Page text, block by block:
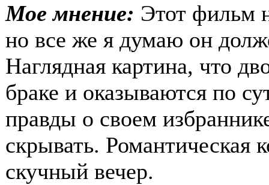
Мое мнение: Этот фильм
но все же я думаю он
Наглядная картина, что
браке и оказываются по
правды о своем
скрывать. Романтическая
скучный вечер.